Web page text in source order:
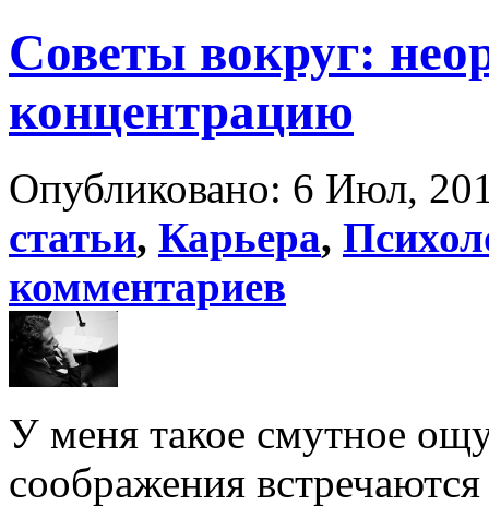
Советы вокруг:
концентрацию
Опубликовано: 6 Июл,
статьи, Карьера,
комментариев
У меня такое смутное
соображения